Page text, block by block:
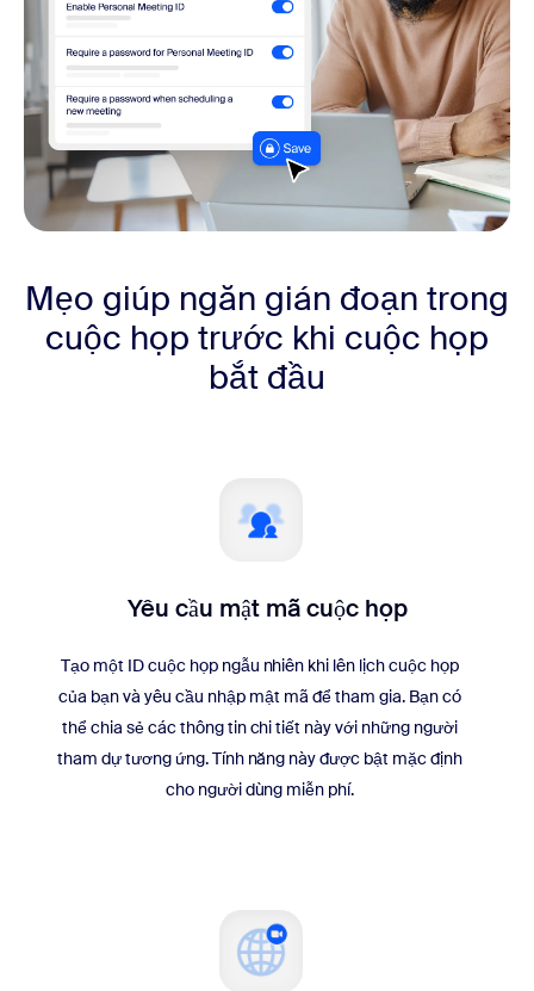
Mẹo giúp ngăn gián đoạn trong
cuộc họp trước khi cuộc họp
bắt đầu
Yêu cầu mật mã cuộc họp
Tạo một ID cuộc họp ngẫu nhiên khi lên lịch cuộc họp
của bạn và yêu cầu nhập mật mã để tham gia. Bạn có
thể chia sẻ các thông tin chi tiết này với những người
tham dự tương ứng. Tính năng này được bật mặc định
cho người dùng miễn phí.